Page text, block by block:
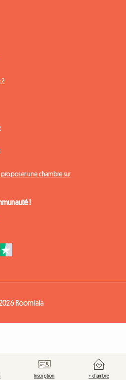
?
proposer une chambre sur
!
Roomlala
Inscription + chambre